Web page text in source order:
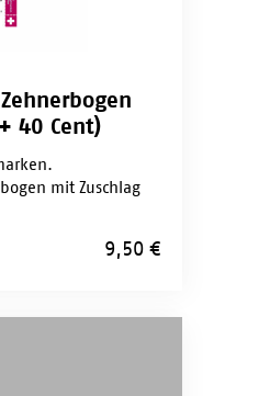
40 Cent)
mit Zuschlag
9,50€